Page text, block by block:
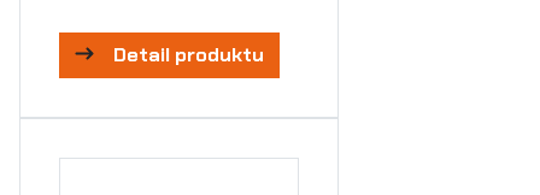
Detail produktu